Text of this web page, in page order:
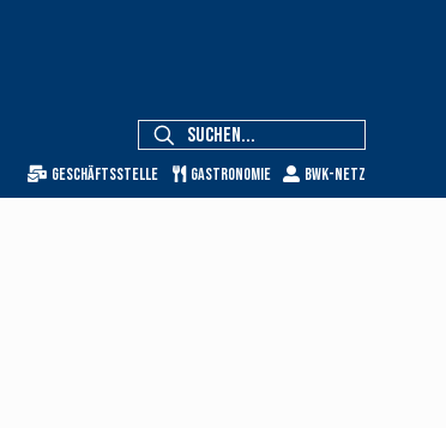
Geschäftsstelle Gastronomie BWK-Netz